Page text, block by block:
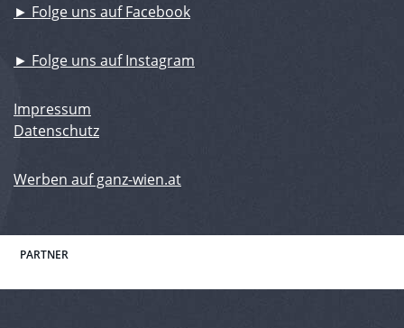
► Folge uns auf Facebook
► Folge uns auf Instagram
Impressum
Datenschutz
Werben auf ganz-wien.at
PARTNER